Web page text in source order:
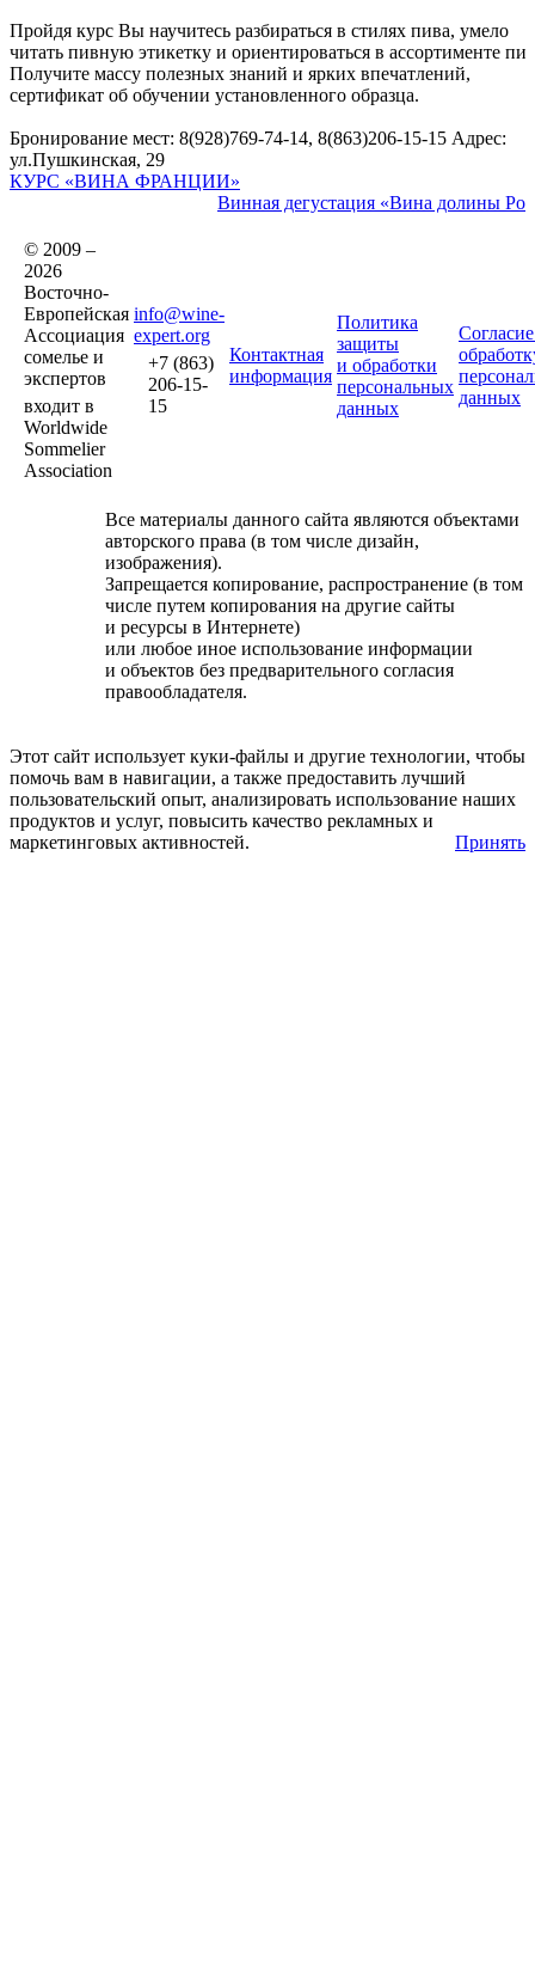
Пройдя курс Вы научитесь разбираться в стилях пива, умело
читать пивную этикетку и ориентироваться в ассортименте
Получите массу полезных знаний и ярких впечатлений,
сертификат об обучении установленного образца.
Бронирование мест: 8(928)769-74-14, 8(863)206-15-15 Адрес:
ул.Пушкинская, 29
КУРС «ВИНА ФРАНЦИИ»
Винная дегустация «Вина долины
© 2009 –
2026
Восточно-
Европейская
Ассоциация
сомелье и
экспертов
входит в
Worldwide
Sommelier
Association
info@wine-
expert.org
+7 (863)
206-15-
15
Контактная
информация
Политика
защиты
и обработки
персональных
данных
данных
Все материалы данного сайта являются объектами
авторского права (в том числе дизайн,
изображения).
Запрещается копирование, распространение (в том
числе путем копирования на другие сайты
и ресурсы в Интернете)
или любое иное использование информации
и объектов без предварительного согласия
правообладателя.
Этот сайт использует куки-файлы и другие технологии, чтобы
помочь вам в навигации, а также предоставить лучший
пользовательский опыт, анализировать использование наших
продуктов и услуг, повысить качество рекламных и
маркетинговых активностей.
Принять